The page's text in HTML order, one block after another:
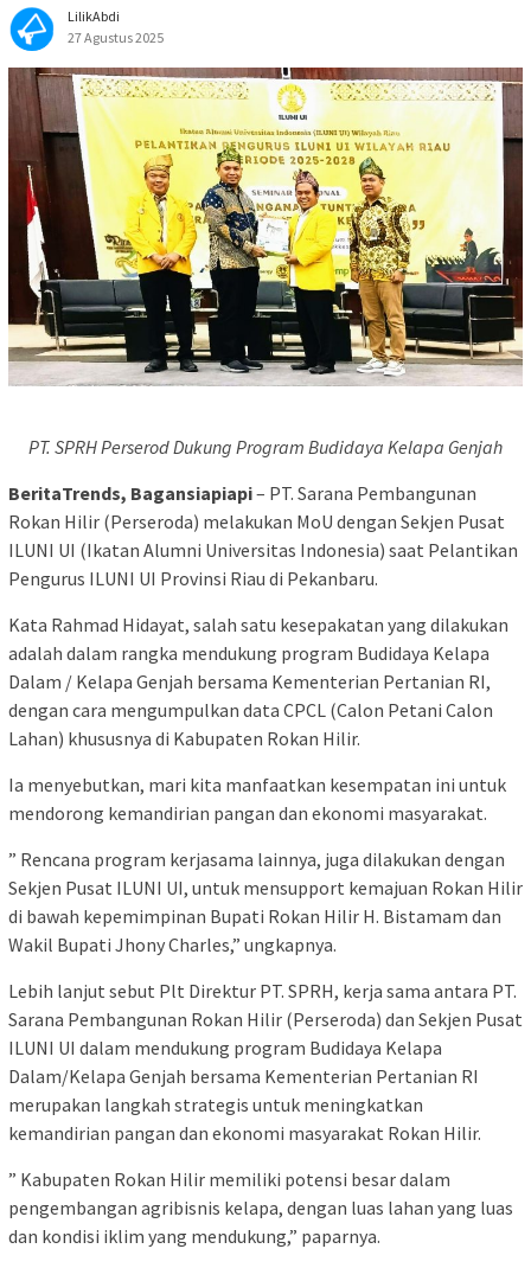
LilikAbdi
27 Agustus 2025
PT. SPRH Perserod Dukung Program Budidaya Kelapa Genjah
BeritaTrends, Bagansiapiapi– PT. Sarana Pembangunan
Rokan Hilir (Perseroda) melakukan MoU dengan Sekjen Pusat
ILUNI UI (Ikatan Alumni Universitas Indonesia) saat Pelantikan
Pengurus ILUNI UI Provinsi Riau di Pekanbaru.
Kata Rahmad Hidayat, salah satu kesepakatan yang dilakukan
adalah dalam rangka mendukung program Budidaya Kelapa
Dalam / Kelapa Genjah bersama Kementerian Pertanian RI,
dengan cara mengumpulkan data CPCL (Calon Petani Calon
Lahan) khususnya di Kabupaten Rokan Hilir.
Ia menyebutkan, mari kita manfaatkan kesempatan ini untuk
mendorong kemandirian pangan dan ekonomi masyarakat.
” Rencana program kerjasama lainnya, juga dilakukan dengan
Sekjen Pusat ILUNI UI, untuk mensupport kemajuan Rokan Hilir
di bawah kepemimpinan Bupati Rokan Hilir H. Bistamam dan
Wakil Bupati Jhony Charles,” ungkapnya.
Lebih lanjut sebut Plt Direktur PT. SPRH, kerja sama antara PT.
Sarana Pembangunan Rokan Hilir (Perseroda) dan Sekjen Pusat
ILUNI UI dalam mendukung program Budidaya Kelapa
Dalam/Kelapa Genjah bersama Kementerian Pertanian RI
merupakan langkah strategis untuk meningkatkan
kemandirian pangan dan ekonomi masyarakat Rokan Hilir.
” Kabupaten Rokan Hilir memiliki potensi besar dalam
pengembangan agribisnis kelapa, dengan luas lahan yang luas
dan kondisi iklim yang mendukung,” paparnya.